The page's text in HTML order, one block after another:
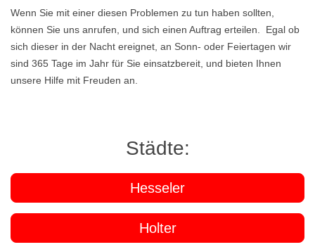
Wenn Sie mit einer diesen Problemen zu tun haben sollten,
können Sie uns anrufen, und sich einen Auftrag erteilen. Egal ob
sich dieser in der Nacht ereignet, an Sonn- oder Feiertagen wir
sind 365 Tage im Jahr für Sie einsatzbereit, und bieten Ihnen
unsere Hilfe mit Freuden an.
Städte:
Hesseler
Holter